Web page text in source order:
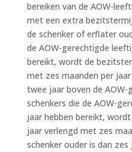
bereiken van de AOW-
met een extra
de schenker of erflater
de AOW-gerechtigde
bereikt, wordt de
met zes maanden per
twee jaar boven de
schenkers die de AOW-
jaar hebben bereikt,
jaar verlengd met zes
schenker ouder is dan